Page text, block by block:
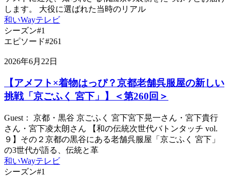
します。 大役に選ばれた当時のリアル
和いWayテレビ
シーズン#1
エピソード#261
2026年6月22日
【アメフト×着物はっぴ？京都老舗呉服屋の新しい
挑戦「京ごふく 宮下」】＜第260回＞
Guest： 京都・黒谷 京ごふく 宮下宮下晃一さん・宮下貴行
さん・宮下凌太朗さん 【和の伝統次世代バトンタッチ vol.
９】その２京都の黒谷にある老舗呉服屋「京ごふく 宮下」
の3世代が語る、伝統と革
和いWayテレビ
シーズン#1